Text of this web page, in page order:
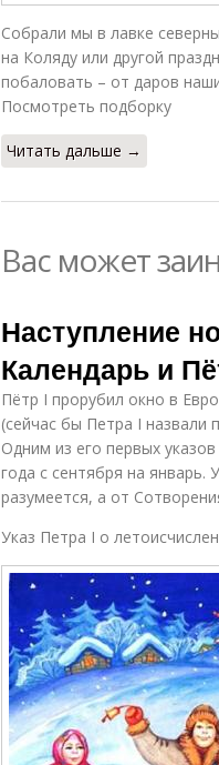
Собрали мы в лавке
на Коляду или другой
побаловать – от даров
Посмотреть подборку
Читать дальше →
Вас может
Наступление
Календарь и
Пётр I прорубил окно в
(сейчас бы Петра I назвали
Одним из его первых
года с сентября на
разумеется, а от
Указ Петра I о